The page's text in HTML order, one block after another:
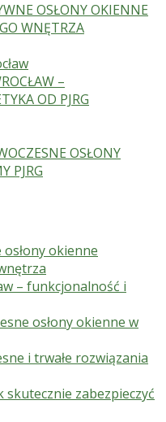
OSŁONY OKIENNE
WNĘTRZA
–
OD PJRG
OSŁONY
PJRG
osłony okienne
– funkcjonalność i
osłony okienne w
i trwałe rozwiązania
zabezpieczyć